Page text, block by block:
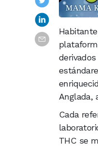
Anglada,
Cada
THC se